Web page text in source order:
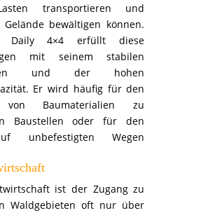
transportieren und
Gelände bewältigen können.
Daily 4×4 erfüllt diese
mit seinem stabilen
und der hohen
Er wird häufig für den
von Baumaterialien zu
Baustellen oder für den
unbefestigten Wegen
ist der Zugang zu
Waldgebieten oft nur über